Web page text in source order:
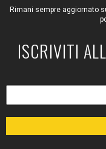
Rimani sempre aggiornato
ISCRIVITI